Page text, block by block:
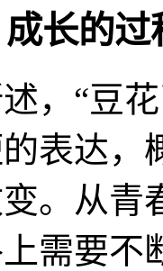
长的
，“豆
表达，
。从青
需要不